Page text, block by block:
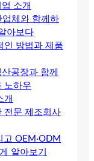
소개
업체와 함께하
아보다
인 방법과 제품
공장과 함께
노하우
개
전문 제조회사
OEM·ODM
알아보기